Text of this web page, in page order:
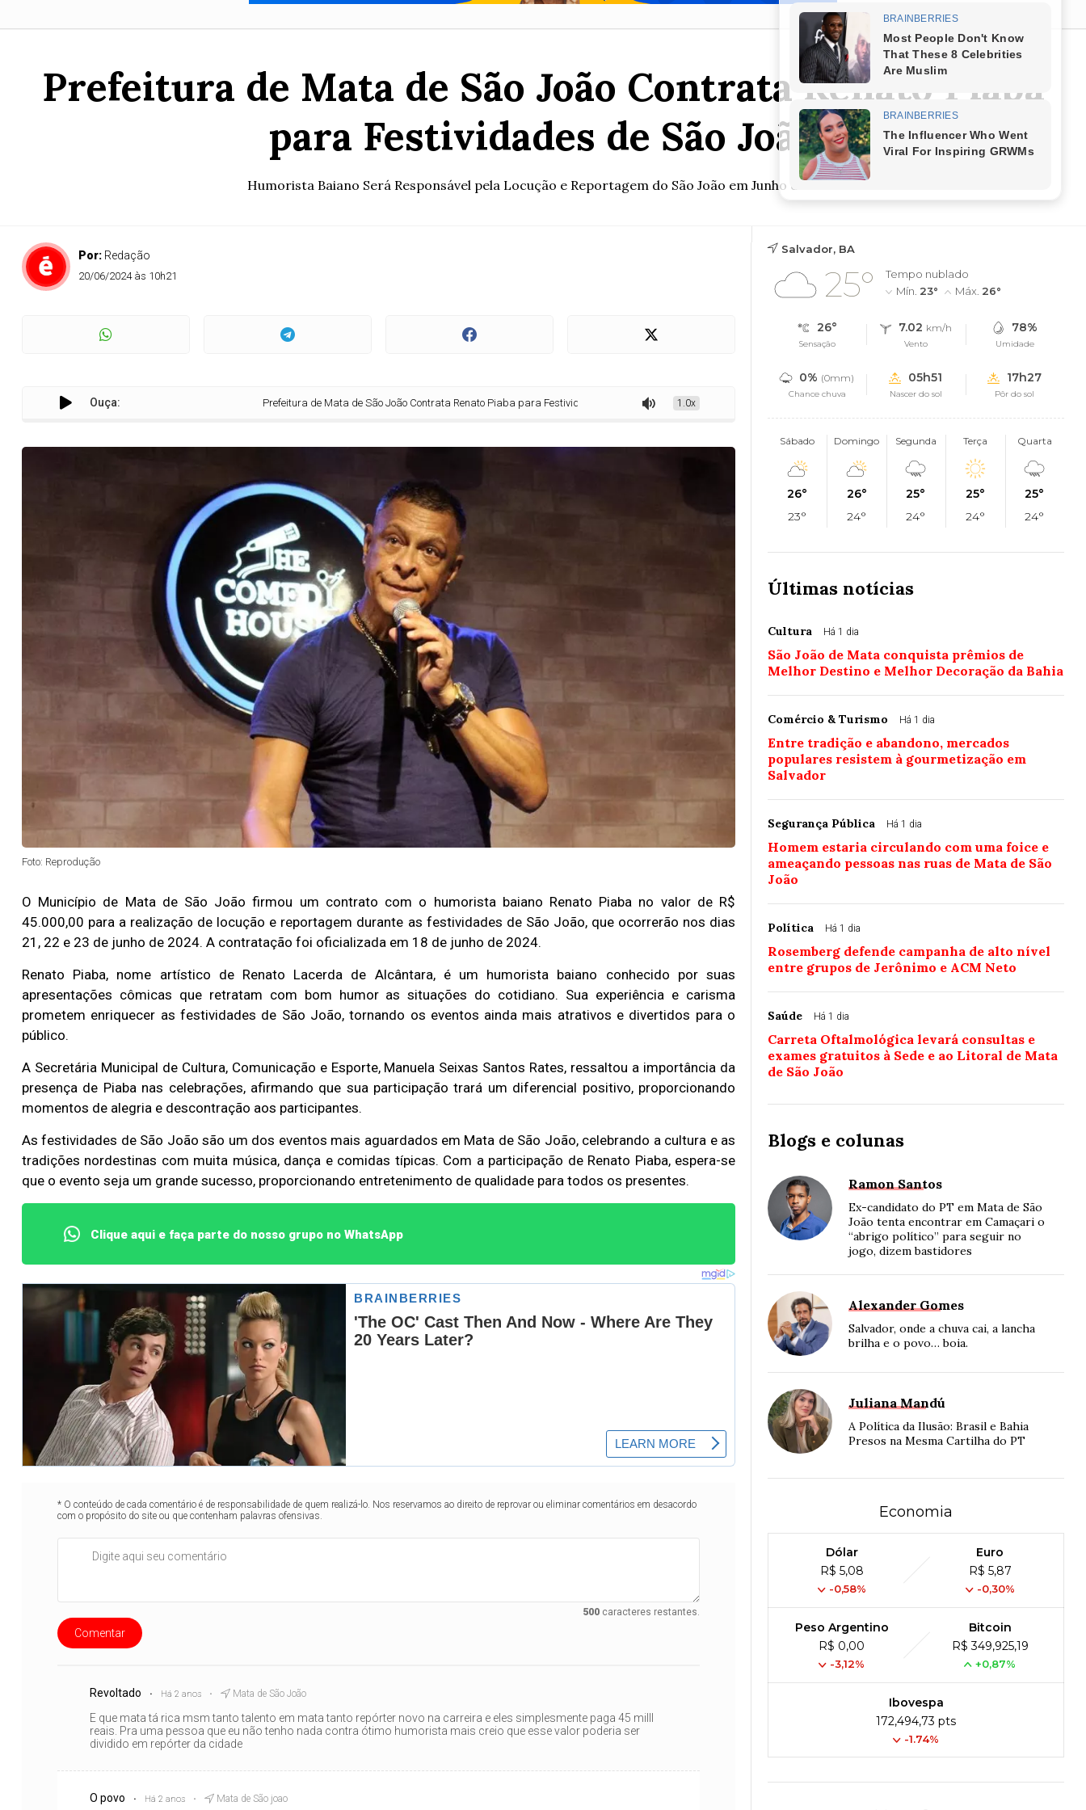
Prefeitura de Mata de São João Contrata Renato Piaba
para Festividades de São João
Humorista Baiano Será Responsável pela Locução e Reportagem do São João em Junho de 2024
Por: Redação
20/06/2024 às 10h21
Ouça: Prefeitura de Mata de São João Contrata Renato Piaba para Festividades de São João 1.0x
Foto: Reprodução
O Município de Mata de São João firmou um contrato com o humorista baiano Renato Piaba no valor de R$
45.000,00 para a realização de locução e reportagem durante as festividades de São João, que ocorrerão nos dias
21, 22 e 23 de junho de 2024. A contratação foi oficializada em 18 de junho de 2024.
Renato Piaba, nome artístico de Renato Lacerda de Alcântara, é um humorista baiano conhecido por suas
apresentações cômicas que retratam com bom humor as situações do cotidiano. Sua experiência e carisma
prometem enriquecer as festividades de São João, tornando os eventos ainda mais atrativos e divertidos para o
público​.
A Secretária Municipal de Cultura, Comunicação e Esporte, Manuela Seixas Santos Rates, ressaltou a importância da
presença de Piaba nas celebrações, afirmando que sua participação trará um diferencial positivo, proporcionando
momentos de alegria e descontração aos participantes.
As festividades de São João são um dos eventos mais aguardados em Mata de São João, celebrando a cultura e as
tradições nordestinas com muita música, dança e comidas típicas. Com a participação de Renato Piaba, espera-se
que o evento seja um grande sucesso, proporcionando entretenimento de qualidade para todos os presentes.
Clique aqui e faça parte do nosso grupo no WhatsApp
* O conteúdo de cada comentário é de responsabilidade de quem realizá-lo. Nos reservamos ao direito de reprovar ou eliminar comentários em desacordo
com o propósito do site ou que contenham palavras ofensivas.
500caracteres restantes.
Comentar
Revoltado Há 2 anos Mata de São João
E que mata tá rica msm tanto talento em mata tanto repórter novo na carreira e eles simplesmente paga 45 milll
reais. Pra uma pessoa que eu não tenho nada contra ótimo humorista mais creio que esse valor poderia ser
dividido em repórter da cidade
O povo Há 2 anos Mata de São joao
Salvador, BA
25°
Tempo nublado
Mín. 23° Máx. 26°
26°
Sensação
7.02 km/h
Vento
78%
Umidade
0% (0mm)
Chance chuva
05h51
Nascer do sol
17h27
Pôr do sol
Sábado
26°
23°
Domingo
26°
24°
Segunda
25°
24°
Terça
25°
24°
Quarta
25°
24°
Últimas notícias
Cultura Há 1 dia
São João de Mata conquista prêmios de
Melhor Destino e Melhor Decoração da Bahia
Comércio & Turismo Há 1 dia
Entre tradição e abandono, mercados
populares resistem à gourmetização em
Salvador
Segurança Pública Há 1 dia
Homem estaria circulando com uma foice e
ameaçando pessoas nas ruas de Mata de São
João
Política Há 1 dia
Rosemberg defende campanha de alto nível
entre grupos de Jerônimo e ACM Neto
Saúde Há 1 dia
Carreta Oftalmológica levará consultas e
exames gratuitos à Sede e ao Litoral de Mata
de São João
Blogs e colunas
Ramon Santos
Ex-candidato do PT em Mata de São
João tenta encontrar em Camaçari o
“abrigo político” para seguir no
jogo, dizem bastidores
Alexander Gomes
Salvador, onde a chuva cai, a lancha
brilha e o povo… boia.
Juliana Mandú
A Política da Ilusão: Brasil e Bahia
Presos na Mesma Cartilha do PT
Economia
Dólar
R$ 5,08
-0,58%
Euro
R$ 5,87
-0,30%
Peso Argentino
R$ 0,00
-3,12%
Bitcoin
R$ 349,925,19
+0,87%
Ibovespa
172,494,73 pts
-1.74%